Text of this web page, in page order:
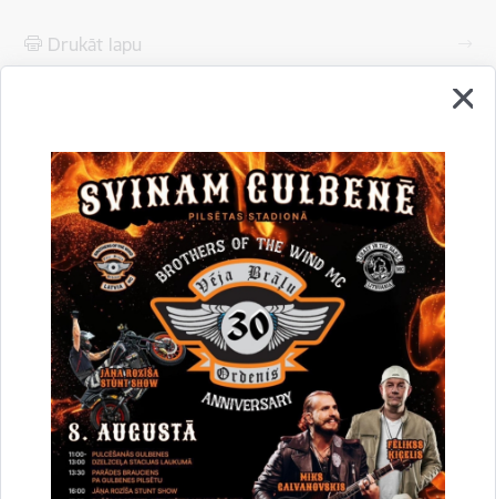
Drukāt lapu
Vai šī informācija bija noderīga?